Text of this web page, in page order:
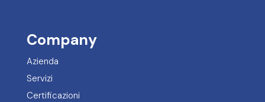
Company
Azienda
Servizi
Certificazioni